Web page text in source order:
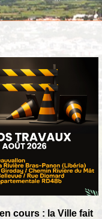
cours : la Ville fait